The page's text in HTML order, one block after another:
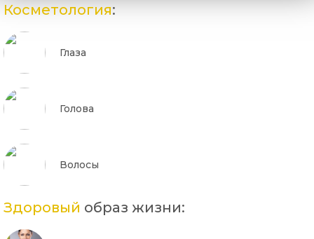
Косметология:
Глаза
Голова
Волосы
Здоровый образ жизни: